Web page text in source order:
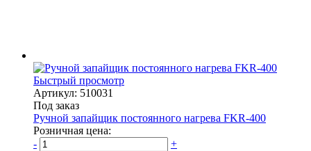
Быстрый просмотр
Артикул: 510031
Под заказ
Ручной запайщик постоянного нагрева FKR-400
Розничная цена:
-
+